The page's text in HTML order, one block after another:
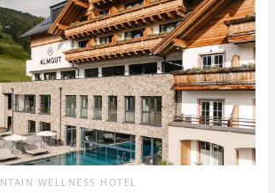
WELLNESS HOTEL